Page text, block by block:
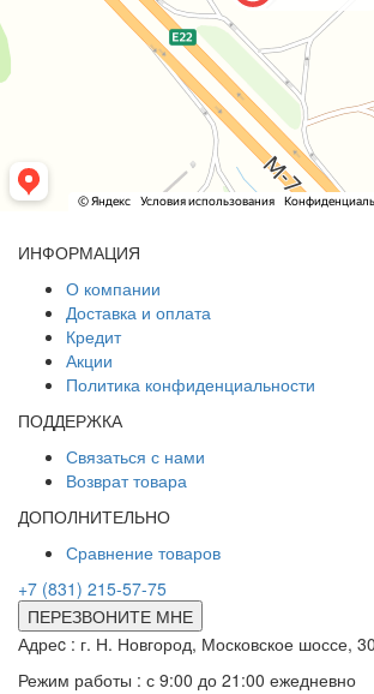
ИНФОРМАЦИЯ
О компании
Доставка и оплата
Кредит
Акции
Политика конфиденциальности
ПОДДЕРЖКА
Связаться с нами
Возврат товара
ДОПОЛНИТЕЛЬНО
Сравнение товаров
+7 (831) 215-57-75
ПЕРЕЗВОНИТЕ МНЕ
Адреc : г. Н. Новгород, Московское шоссе,
Режим работы : с 9:00 до 21:00 ежедневно